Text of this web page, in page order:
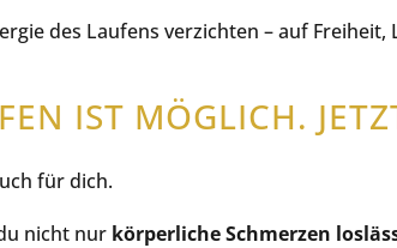
des Laufens verzichten – auf
IST MÖGLICH.
für dich.
nicht nur körperliche Schmerzen